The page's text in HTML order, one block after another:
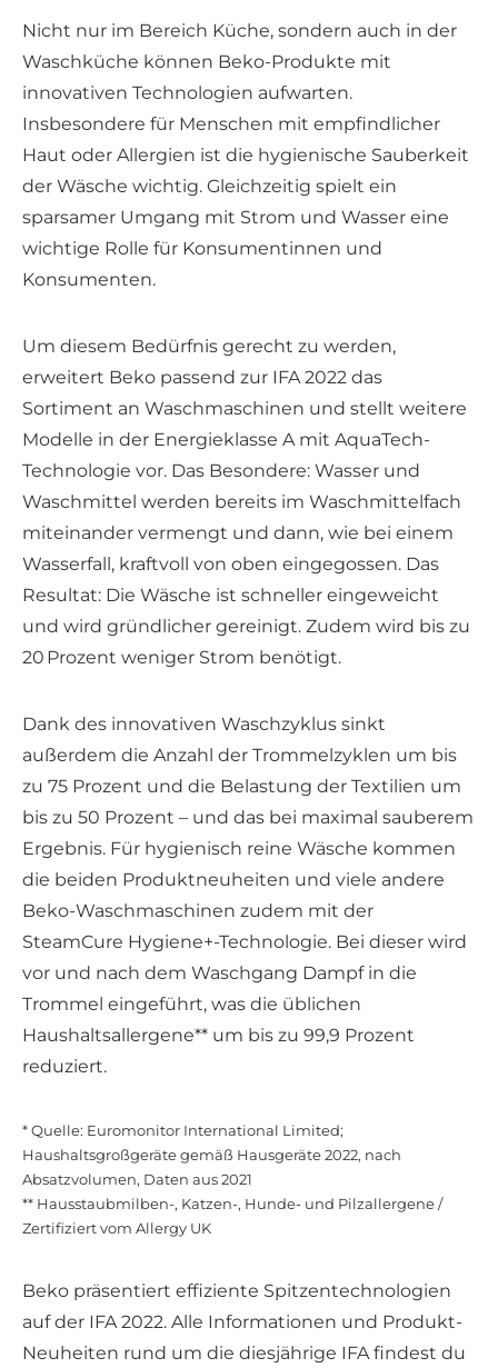
Nicht nur im Bereich Küche, sondern auch in der
Waschküche können Beko-Produkte mit
innovativen Technologien aufwarten.
Insbesondere für Menschen mit empfindlicher
Haut oder Allergien ist die hygienische Sauberkeit
der Wäsche wichtig. Gleichzeitig spielt ein
sparsamer Umgang mit Strom und Wasser eine
wichtige Rolle für Konsumentinnen und
Konsumenten.
Um diesem Bedürfnis gerecht zu werden,
erweitert Beko passend zur IFA 2022 das
Sortiment an Waschmaschinen und stellt weitere
Modelle in der Energieklasse A mit AquaTech-
Technologie vor. Das Besondere: Wasser und
Waschmittel werden bereits im Waschmittelfach
miteinander vermengt und dann, wie bei einem
Wasserfall, kraftvoll von oben eingegossen. Das
Resultat: Die Wäsche ist schneller eingeweicht
und wird gründlicher gereinigt. Zudem wird bis zu
20 Prozent weniger Strom benötigt.
Dank des innovativen Waschzyklus sinkt
außerdem die Anzahl der Trommelzyklen um bis
zu 75 Prozent und die Belastung der Textilien um
bis zu 50 Prozent – und das bei maximal sauberem
Ergebnis. Für hygienisch reine Wäsche kommen
die beiden Produktneuheiten und viele andere
Beko-Waschmaschinen zudem mit der
SteamCure Hygiene+-Technologie. Bei dieser wird
vor und nach dem Waschgang Dampf in die
Trommel eingeführt, was die üblichen
Haushaltsallergene** um bis zu 99,9 Prozent
reduziert.
* Quelle: Euromonitor International Limited;
Haushaltsgroßgeräte gemäß Hausgeräte 2022, nach
Absatzvolumen, Daten aus 2021
** Hausstaubmilben-, Katzen-, Hunde- und Pilzallergene /
Zertifiziert vom Allergy UK
Beko präsentiert effiziente Spitzentechnologien
auf der IFA 2022. Alle Informationen und Produkt-
Neuheiten rund um die diesjährige IFA findest du